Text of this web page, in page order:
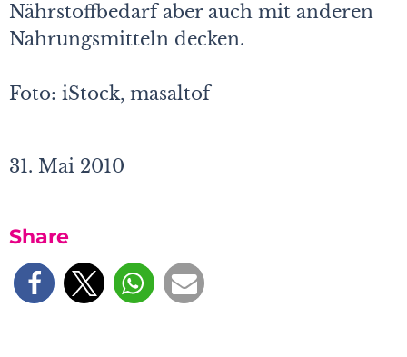
Nährstoffbedarf aber auch mit anderen
Nahrungsmitteln decken.
Foto: iStock, masaltof
31. Mai 2010
Share